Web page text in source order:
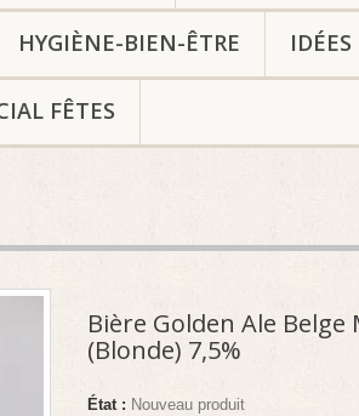
HYGIÈNE-BIEN-ÊTRE
FÊTES
Bière Golden Ale
(Blonde) 7,5%
État : Nouveau produit